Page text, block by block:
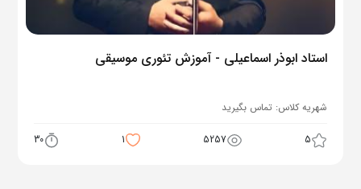
استاد ابوذر اسماعیلی - آموزش تئوری موسیقی
شهریه کلاس: تماس بگیرید
5
5257
1
30